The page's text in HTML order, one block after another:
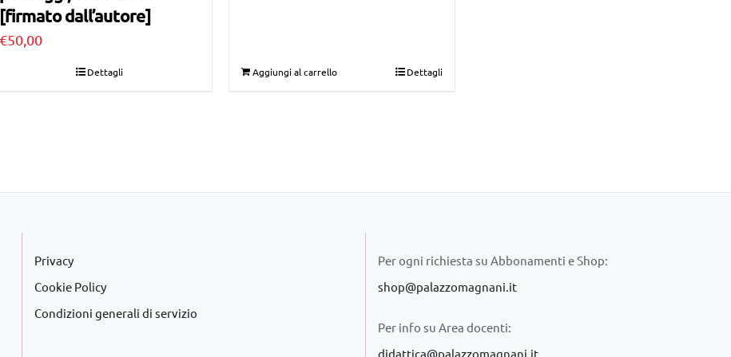
[firmato dall’autore]
€50,00
Dettagli
€75,00.€40,00.
Aggiungi al carrello Dettagli
Privacy
Cookie Policy
Condizioni generali di servizio
Per ogni richiesta su Abbonamenti e Shop:
shop@palazzomagnani.it
Per info su Area docenti:
didattica@palazzomagnani.it